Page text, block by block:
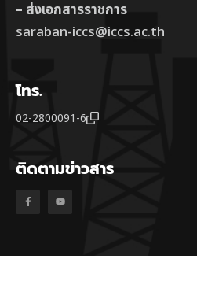
– ส่งเอกสารราชการ
saraban-iccs@iccs.ac.th
โทร.
02-2800091-6
ติดตามข่าวสาร